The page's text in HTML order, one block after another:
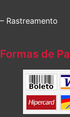
– Rastreamento
Formas de